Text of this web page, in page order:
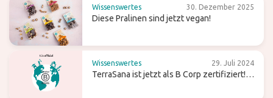
Wissenswertes 30. Dezember 2025
Diese Pralinen sind jetzt vegan!
Wissenswertes 29. Juli 2024
TerraSana ist jetzt als B Corp zertifiziert!